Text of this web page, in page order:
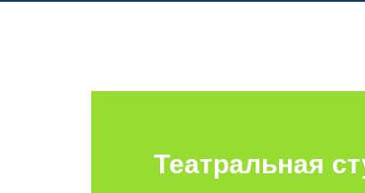
Театральная